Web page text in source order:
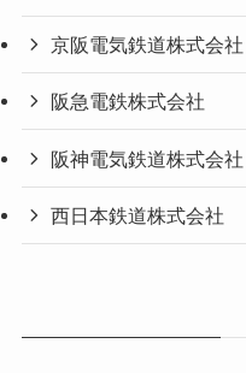
京阪電気鉄道株式会社
阪急電鉄株式会社
阪神電気鉄道株式会社
西日本鉄道株式会社